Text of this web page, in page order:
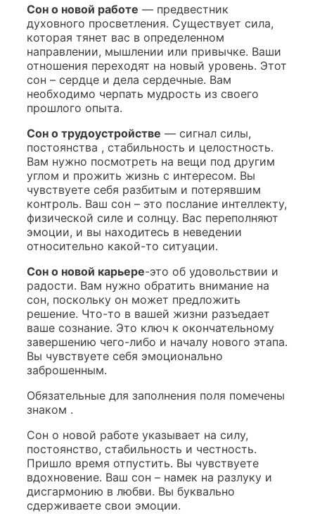
Сон о новой работе — предвестник
духовного просветления. Существует сила,
которая тянет вас в определенном
направлении, мышлении или привычке. Ваши
отношения переходят на новый уровень. Этот
сон – сердце и дела сердечные. Вам
необходимо черпать мудрость из своего
прошлого опыта.
Сон о трудоустройстве — сигнал силы,
постоянства , стабильность и целостность.
Вам нужно посмотреть на вещи под другим
углом и прожить жизнь с интересом. Вы
чувствуете себя разбитым и потерявшим
контроль. Ваш сон – это послание интеллекту,
физической силе и солнцу. Вас переполняют
эмоции, и вы находитесь в неведении
относительно какой-то ситуации.
Сон о новой карьере-это об удовольствии и
радости. Вам нужно обратить внимание на
сон, поскольку он может предложить
решение. Что-то в вашей жизни разъедает
ваше сознание. Это ключ к окончательному
завершению чего-либо и началу нового этапа.
Вы чувствуете себя эмоционально
заброшенным.
Обязательные для заполнения поля помечены
знаком .
Сон о новой работе указывает на силу,
постоянство, стабильность и честность.
Пришло время отпустить. Вы чувствуете
вдохновение. Ваш сон – намек на разлуку и
дисгармонию в любви. Вы буквально
сдерживаете свои эмоции.